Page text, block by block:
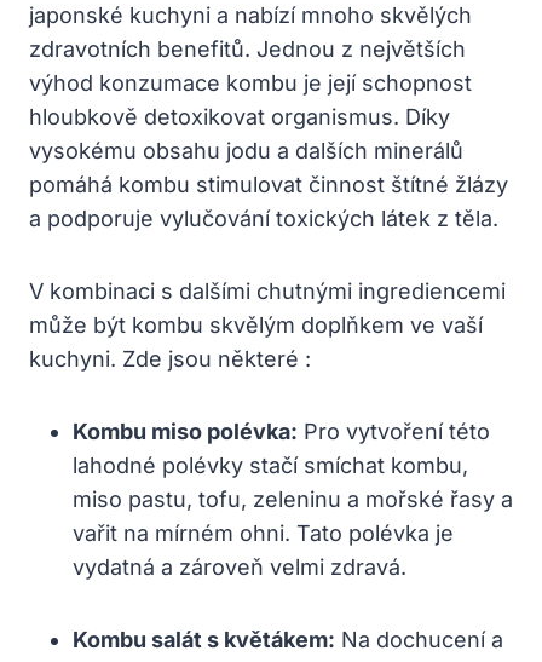
japonské kuchyni a nabízí mnoho skvělých
zdravotních benefitů. Jednou z největších
výhod konzumace kombu je její schopnost
hloubkově detoxikovat organismus. Díky
vysokému obsahu jodu a dalších minerálů
pomáhá kombu stimulovat činnost štítné žlázy
a podporuje vylučování toxických látek z těla.
V kombinaci s dalšími chutnými ingrediencemi
může být kombu skvělým doplňkem ve vaší
kuchyni. Zde jsou některé :
Kombu miso polévka: Pro vytvoření této
lahodné polévky stačí smíchat kombu,
miso pastu, tofu, zeleninu a mořské řasy a
vařit na mírném ohni. Tato polévka je
vydatná a zároveň velmi zdravá.
Kombu salát s květákem: Na dochucení a